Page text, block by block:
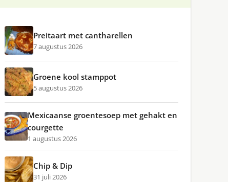
Preitaart met cantharellen
7 augustus 2026
Groene kool stamppot
5 augustus 2026
Mexicaanse groentesoep met gehakt en
courgette
1 augustus 2026
Chip & Dip
31 juli 2026